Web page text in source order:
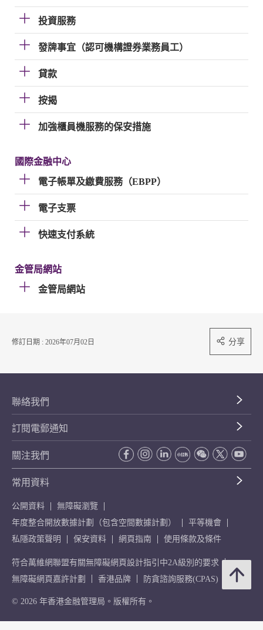
投資服務
發牌事宜（認可機構證券業務員工）
貸款
按揭
加強櫃員機服務的保安措施
國際金融中心
電子帳單及繳費服務（EBPP）
電子支票
快速支付系統
金管局網站
金管局網站
修訂日期 : 2026年07月02日 分享
聯絡我們
訂閱電郵通知
關注我們
常用資料
公開資料
無障礙瀏覽
年度整合開放數據計劃（包含空間數據計劃）
平等機會
私隱政策聲明
保安資料 網頁指南 使用條款及條件
符合萬維網聯盟有關無障礙網頁設計指引中2A級別的要求
無障礙網頁嘉許計劃
香港品牌 防貪諮詢服務(CPAS)
© 2026 年香港金融管理局。版權所有。